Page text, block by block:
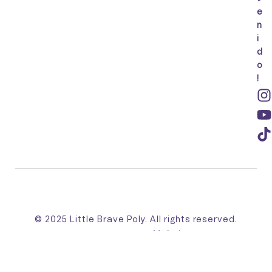
e
n
i
d
o
!
© 2025 Little Brave Poly. All rights reserved.